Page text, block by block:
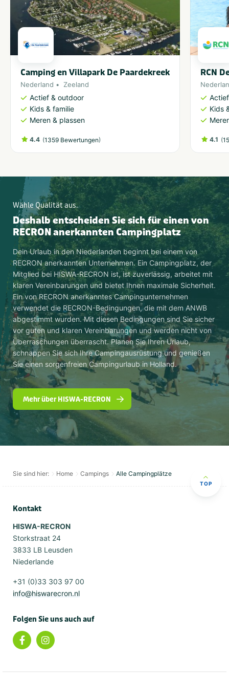
Camping en Villapark De Paardekreek
Nederland Zeeland
Actief & outdoor
Kids & familie
Meren & plassen
4.4 (1359 Bewertungen)
RCN
Kids
4.1 (
Wähle Qualität aus.
Deshalb entscheiden Sie sich für einen von
RECRON anerkannten Campingplatz
Dein Urlaub in den Niederlanden beginnt bei einem von
RECRON anerkannten Unternehmen. Ein Campingplatz, der
Mitglied bei HISWA-RECRON ist, ist zuverlässig, arbeitet mit
klaren Vereinbarungen und bietet Ihnen maximale Sicherheit.
Ein von RECRON anerkanntes Campingunternehmen
verwendet die RECRON-Bedingungen, die mit dem ANWB
abgestimmt wurden. Mit diesen Bedingungen sind Sie sicher
vor guten und klaren Vereinbarungen und werden nicht von
Überraschungen überrascht. Planen Sie Ihren Urlaub,
schnappen Sie sich Ihre Campingausrüstung und genießen
Sie einen sorgenfreien Campingurlaub in Holland.
Mehr über HISWA-RECRON
Sie sind hier: Home Campings Alle Campingplätze
TOP
Kontakt
HISWA-RECRON
Storkstraat 24
3833 LB Leusden
Niederlande
+31 (0)33 303 97 00
info@hiswarecron.nl
Folgen Sie uns auch auf